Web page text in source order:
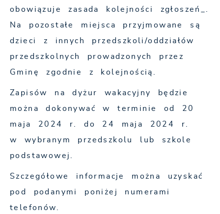
obowiązuje zasada kolejności zgłoszeń_.
Na pozostałe miejsca przyjmowane są
dzieci z innych przedszkoli/oddziałów
przedszkolnych prowadzonych przez
Gminę zgodnie z kolejnością.
Zapisów na dyżur wakacyjny będzie
można dokonywać w terminie od 20
maja 2024 r. do 24 maja 2024 r.
w wybranym przedszkolu lub szkole
podstawowej.
Szczegółowe informacje można uzyskać
pod podanymi poniżej numerami
telefonów.